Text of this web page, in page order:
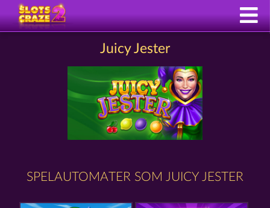
Juicy Jester
SPELAUTOMATER SOM JUICY JESTER